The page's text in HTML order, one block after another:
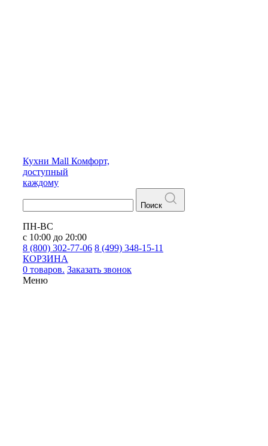
Кухни Mall Комфорт,
доступный
каждому
Поиск
ПН-ВС
с 10:00 до 20:00
8 (800) 302-77-06 8 (499) 348-15-11
КОРЗИНА
0 товаров. Заказать звонок
Меню